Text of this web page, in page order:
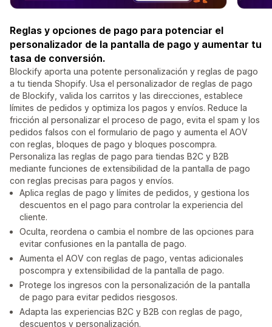
Reglas y opciones de pago para potenciar el
personalizador de la pantalla de pago y aumentar tu
tasa de conversión.
Blockify aporta una potente personalización y reglas de pago
a tu tienda Shopify. Usa el personalizador de reglas de pago
de Blockify, valida los carritos y las direcciones, establece
límites de pedidos y optimiza los pagos y envíos. Reduce la
fricción al personalizar el proceso de pago, evita el spam y los
pedidos falsos con el formulario de pago y aumenta el AOV
con reglas, bloques de pago y bloques poscompra.
Personaliza las reglas de pago para tiendas B2C y B2B
mediante funciones de extensibilidad de la pantalla de pago
con reglas precisas para pagos y envíos.
Aplica reglas de pago y límites de pedidos, y gestiona los
descuentos en el pago para controlar la experiencia del
cliente.
Oculta, reordena o cambia el nombre de las opciones para
evitar confusiones en la pantalla de pago.
Aumenta el AOV con reglas de pago, ventas adicionales
poscompra y extensibilidad de la pantalla de pago.
Protege los ingresos con la personalización de la pantalla
de pago para evitar pedidos riesgosos.
Adapta las experiencias B2C y B2B con reglas de pago,
descuentos y personalización.